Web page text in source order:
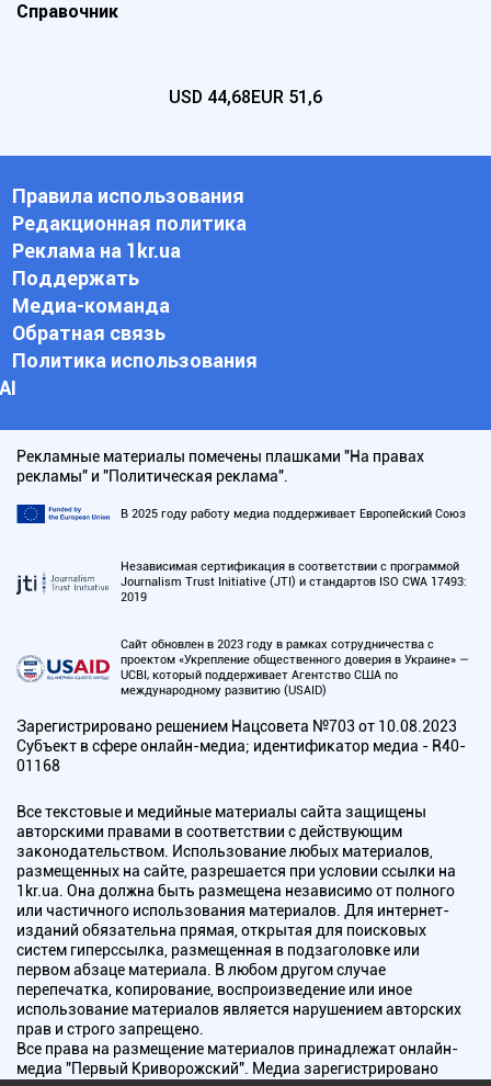
Справочник
USD 44,68EUR 51,6
Правила использования
Редакционная политика
Реклама на 1kr.ua
Поддержать
Медиа-команда
Обратная связь
Политика использования
АI
Рекламные материалы помечены плашками "На правах
рекламы" и "Политическая реклама".
В 2025 году работу медиа поддерживает Европейский Союз
Независимая сертификация в соответствии с программой
Journalism Trust Initiative (JTI) и стандартов ISO CWA 17493:
2019
Сайт обновлен в 2023 году в рамках сотрудничества с
проектом «Укрепление общественного доверия в Украине» —
UCBI, который поддерживает Агентство США по
международному развитию (USAID)
Зарегистрировано решением Нацсовета №703 от 10.08.2023
Субъект в сфере онлайн-медиа; идентификатор медиа - R40-
01168
Все текстовые и медийные материалы сайта защищены
авторскими правами в соответствии с действующим
законодательством. Использование любых материалов,
размещенных на сайте, разрешается при условии ссылки на
1kr.ua. Она должна быть размещена независимо от полного
или частичного использования материалов. Для интернет-
изданий обязательна прямая, открытая для поисковых
систем гиперссылка, размещенная в подзаголовке или
первом абзаце материала. В любом другом случае
перепечатка, копирование, воспроизведение или иное
использование материалов является нарушением авторских
прав и строго запрещено.
Все права на размещение материалов принадлежат онлайн-
медиа "Первый Криворожский". Медиа зарегистрировано